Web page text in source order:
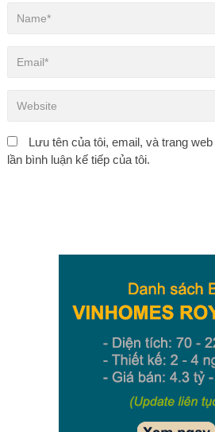
Lưu tên của tôi, email, và trang
lần bình luận kế tiếp của tôi.